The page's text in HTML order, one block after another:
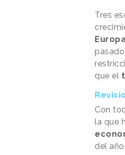
Tres
que el
Con
la que
del